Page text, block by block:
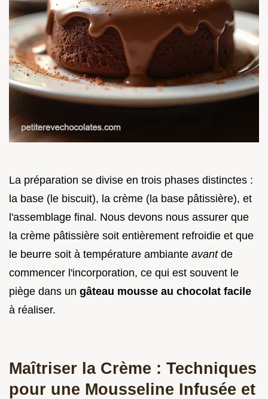
La préparation se divise en trois phases distinctes :
la base (le biscuit), la crème (la base pâtissière), et
l'assemblage final. Nous devons nous assurer que
la crème pâtissière soit entièrement refroidie et que
le beurre soit à température ambiante avant de
commencer l'incorporation, ce qui est souvent le
piège dans un gâteau mousse au chocolat facile
à réaliser.
Maîtriser la Crème : Techniques
pour une Mousseline Infusée et